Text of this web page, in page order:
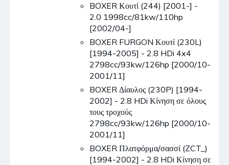
BOXER Κουτί (244) [2001-] -
2.0 1998cc/81kw/110hp
[2002/04-]
BOXER FURGON Κουτί (230L)
[1994-2005] - 2.8 HDi 4x4
2798cc/93kw/126hp [2000/10-
2001/11]
BOXER Δίαυλος (230P) [1994-
2002] - 2.8 HDi Κίνηση σε όλους
τους τροχούς
2798cc/93kw/126hp [2000/10-
2001/11]
BOXER Πλατφόρμα/σασσί (ZCT_)
[1994-2002] - 2.8 HDi Κίνηση σε